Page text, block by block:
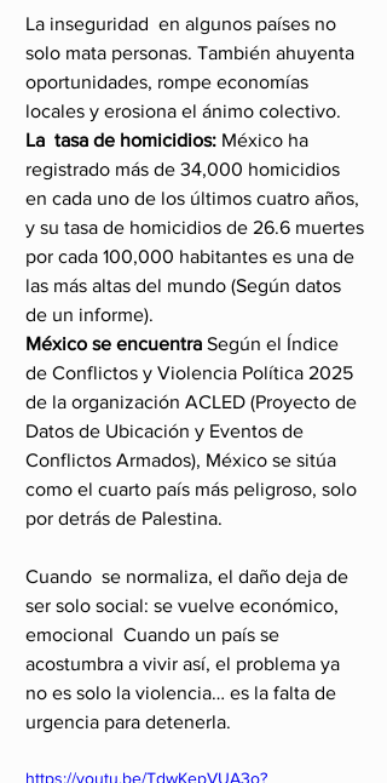
La inseguridad  en algunos países no
solo mata personas. También ahuyenta
oportunidades, rompe economías
locales y erosiona el ánimo colectivo.
La  tasa de homicidios: México ha
registrado más de 34,000 homicidios
en cada uno de los últimos cuatro años,
y su tasa de homicidios de 26.6 muertes
por cada 100,000 habitantes es una de
las más altas del mundo (Según datos
de un informe).
México se encuentra Según el Índice
de Conflictos y Violencia Política 2025
de la organización ACLED (Proyecto de
Datos de Ubicación y Eventos de
Conflictos Armados), México se sitúa
como el cuarto país más peligroso, solo
por detrás de Palestina.
Cuando  se normaliza, el daño deja de
ser solo social: se vuelve económico,
emocional  Cuando un país se
acostumbra a vivir así, el problema ya
no es solo la violencia… es la falta de
urgencia para detenerla.
https://youtu.be/TdwKepVUA3o?